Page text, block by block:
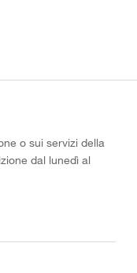
o sui servizi della
dal lunedì al